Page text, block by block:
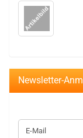
Newsletter-
WEITER
ZUR
E-